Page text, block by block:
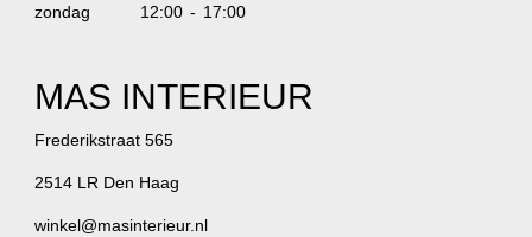
zondag
12:00 - 17:00
MAS INTERIEUR
Frederikstraat 565
2514 LR Den Haag
winkel@masinterieur.nl